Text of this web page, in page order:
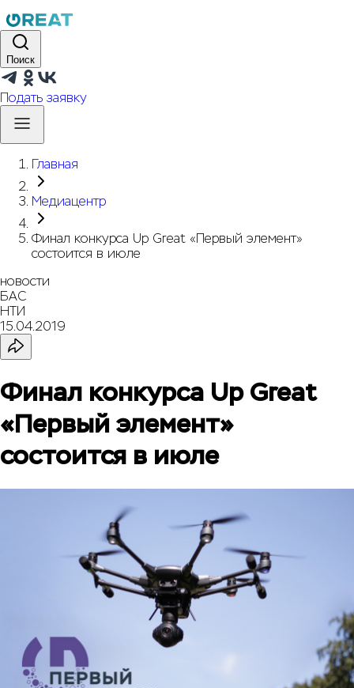
Поиск
Подать заявку
Главная
Медиацентр
Финал конкурса Up Great «Первый элемент»
состоится в июле
новости
БАС
НТИ
15.04.2019
Финал конкурса Up Great
«Первый элемент»
состоится в июле